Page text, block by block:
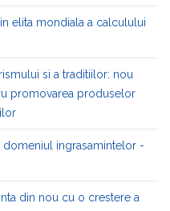
elita mondiala a calculului
si a traditiilor: nou
promovarea produselor
domeniul ingrasamintelor -
din nou cu o crestere a